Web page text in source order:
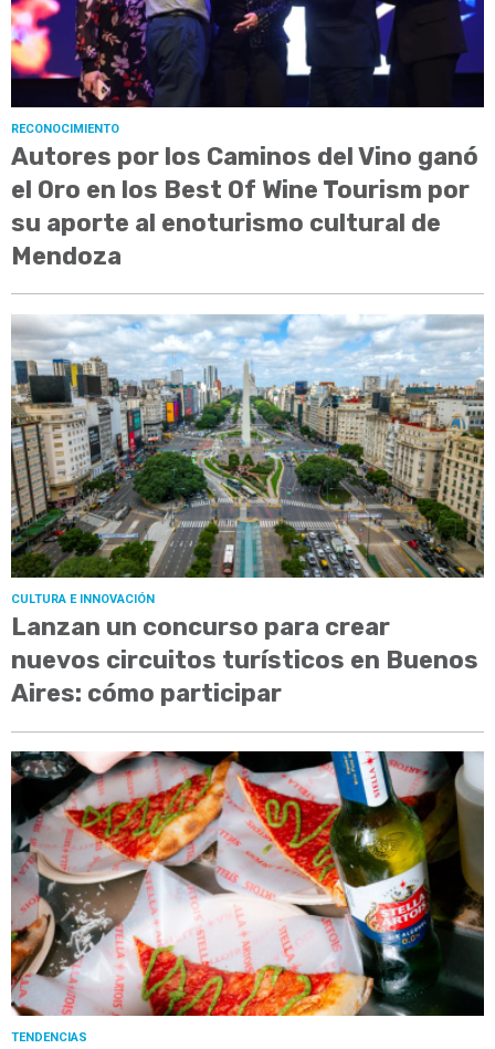
RECONOCIMIENTO
Autores por los Caminos del Vino ganó
el Oro en los Best Of Wine Tourism por
su aporte al enoturismo cultural de
Mendoza
CULTURA E INNOVACIÓN
Lanzan un concurso para crear
nuevos circuitos turísticos en Buenos
Aires: cómo participar
TENDENCIAS